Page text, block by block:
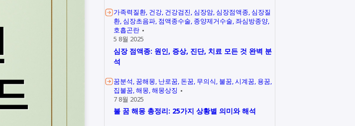
가족력질환 건강 건강검진 심장암 심장점액종 심장질
환 심장초음파 점액종수술 종양제거수술 좌심방종양
호흡곤란
5 8월 2025
심장 점액종: 원인, 증상, 진단, 치료 모든 것 완벽 분
석
꿈분석 꿈해몽 난로꿈 돈꿈 무의식 불꿈 시계꿈 용꿈
집불꿈 해몽 해몽상징
7 8월 2025
불 꿈 해몽 총정리: 25가지 상황별 의미와 해석